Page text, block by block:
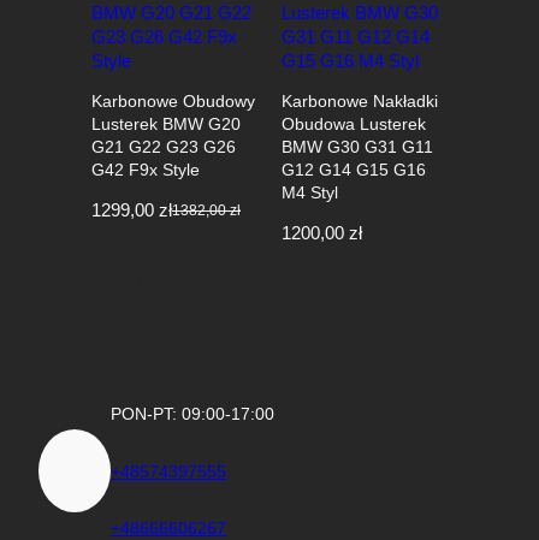
PROMOCJI
Karbonowe Obudowy
Lusterek BMW G20
G21 G22 G23 G26
G42 F9x Style
1382,00zł
Pierwotna
1299,00 zł
Aktualna
Karbonowe Nakładki
Obudowa Lusterek
BMW G30 G31 G11
G12 G14 G15 G16
M4 Styl
1200,00 zł
PON-PT: 09:00-17:00
+48574397555
+48666606267